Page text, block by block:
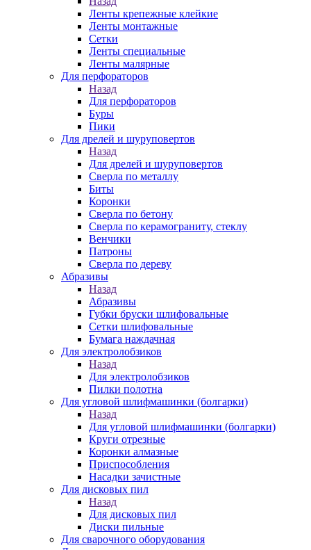
Ленты крепежные клейкие
Ленты монтажные
Сетки
Ленты специальные
Ленты малярные
Для перфораторов
Назад
Для перфораторов
Буры
Пики
Для дрелей и шуруповертов
Назад
Для дрелей и шуруповертов
Сверла по металлу
Биты
Коронки
Сверла по бетону
Сверла по керамограниту, стеклу
Венчики
Патроны
Сверла по дереву
Абразивы
Назад
Абразивы
Губки бруски шлифовальные
Сетки шлифовальные
Бумага наждачная
Для электролобзиков
Назад
Для электролобзиков
Пилки полотна
Для угловой шлифмашинки (болгарки)
Назад
Для угловой шлифмашинки (болгарки)
Круги отрезные
Коронки алмазные
Приспособления
Насадки зачистные
Для дисковых пил
Назад
Для дисковых пил
Диски пильные
Для сварочного оборудования